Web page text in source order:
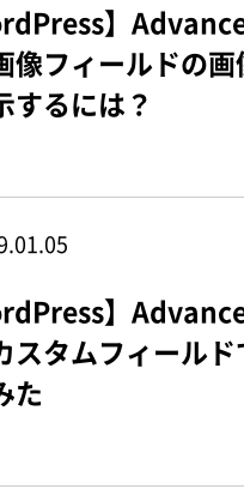
】
像フィールドの
するには？
】
スタムフィール
た